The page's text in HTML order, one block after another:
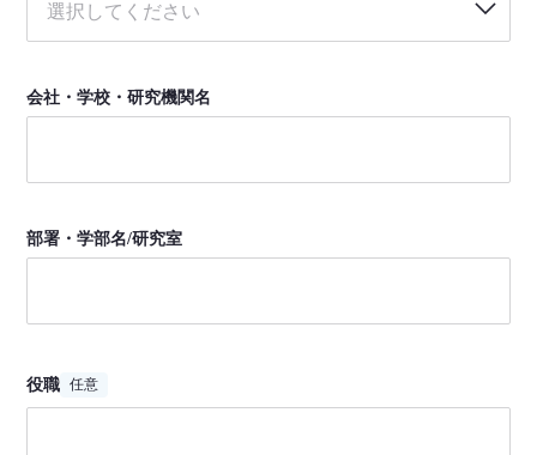
選択してください
会社・学校・研究機関名
部署・学部名/研究室
役職 任意